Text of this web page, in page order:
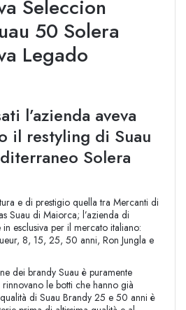
Seleccion
50 Solera
Legado
l’azienda aveva
il restyling di Suau
Solera
e di prestigio quella tra Mercanti di
Suau di Maiorca; l’azienda di
esclusiva per il mercato italiano:
8, 15, 25, 50 anni, Ron Jungla e
dei brandy Suau è puramente
le botti che hanno già
di Suau Brandy 25 e 50 anni è